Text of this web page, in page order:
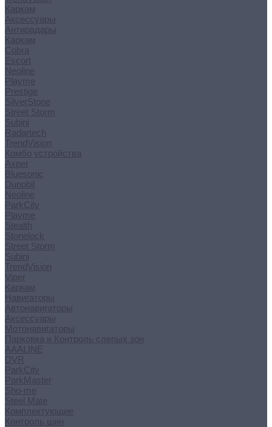
Каркам
Аксессуары
Антирадары
Каркам
Cobra
Escort
Neoline
Playme
Prestige
SilverStone
Street Storm
Subini
Radartech
TrendVision
Комбо устройства
Axper
Bluesonic
Dunobil
Neoline
ParkCity
Playme
Stealth
Stonelock
Street Storm
Subini
TrendVision
Viper
Каркам
Навигаторы
Автонавигаторы
Аксессуары
Мотонавигаторы
Парковка и Контроль слепых зон
AAALINE
DVR
ParkCity
ParkMaster
Sho-me
Steel Mate
Комплектующие
Контроль шин